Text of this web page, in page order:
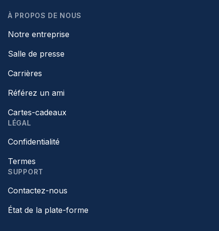
À PROPOS DE NOUS
Notre entreprise
Salle de presse
Carrières
Référez un ami
Cartes-cadeaux
LÉGAL
Confidentialité
Termes
SUPPORT
Contactez-nous
État de la plate-forme